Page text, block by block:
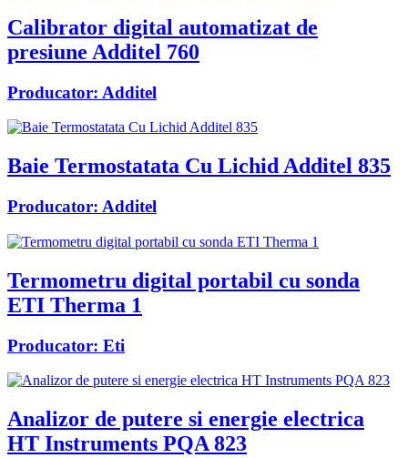
Calibrator digital automatizat de
presiune Additel 760
Producator: Additel
Baie Termostatata Cu Lichid Additel 835
Producator: Additel
Termometru digital portabil cu sonda
ETI Therma 1
Producator: Eti
Analizor de putere si energie electrica
HT Instruments PQA 823